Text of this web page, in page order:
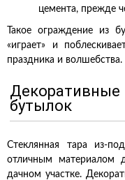
цемента, прежде
Такое ограждение из
«играет» и
праздника и волшебства.
бутылок
Стеклянная тара из-
отличным материалом
дачном участке.